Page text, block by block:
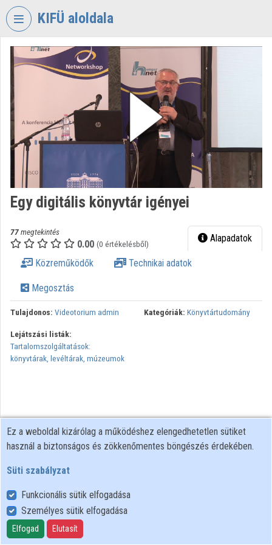
Fejléc kihagyása
KIFÜ aloldala
VIDEOTORIUM
KORMÁNYZATI
INFORMATIKAI
FEJLESZTÉSI
ÜGYNÖKSÉG
Intézményi kezdőlap
Bejelentkezés
Intézményi felfedezés
Kategóriák
Intézményi listák
Intézmények
Közreműködők
Egy digitális könyvtár igényei
77megtekintés
0.00 (0 értékelésből) Alapadatok
Közreműködők Technikai adatok
Megosztás
Tulajdonos: Videotorium admin Kategóriák: Könyvtártudomány
Lejátszási listák:
Tartalomszolgáltatások:
könyvtárak, levéltárak, múzeumok
Felhasználói szabályzat
Adatkezelési tájékoztató
Süti szabályzat
Ez a weboldal kizárólag a működéshez elengedhetetlen sütiket
használ a biztonságos és zökkenőmentes böngészés érdekében.
Süti szabályzat
Funkcionális sütik elfogadása
Személyes sütik elfogadása
Elfogad Elutasít